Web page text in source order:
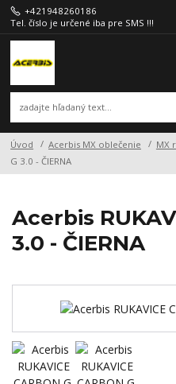
+421948260186
Tel. číslo je určené iba pre SMS !!!
Úvod Acerbis MX oblečenie MX
G ​​3.0 - ČIERNA
Acerbis
​​3.0 - ČIERNA